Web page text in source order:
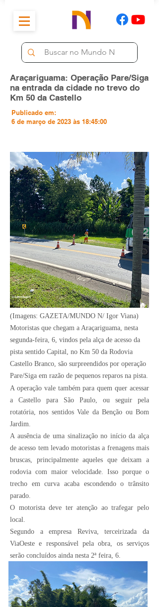
Araçariguama: Operação Pare/Siga
na entrada da cidade no trevo do
Km 50 da Castello
Publicado em:
6 de março de 2023 às 18:45:00
Crédito Imagem:
(Imagens: GAZETA/MUNDO N/ Igor Viana)
Motoristas que chegam a Araçariguama, nesta
segunda-feira, 6, vindos pela alça de acesso da
pista sentido Capital, no Km 50 da Rodovia
Castello Branco, são surpreendidos por operação
Pare/Siga em razão de pequenos reparos na pista.
A operação vale também para quem quer acessar
a Castello para São Paulo, ou seguir pela
rotatória, nos sentidos Vale da Benção ou Bom
Jardim.
A ausência de uma sinalização no início da alça
de acesso tem levado motoristas a frenagens mais
bruscas, principalmente aqueles que deixam a
rodovia com maior velocidade. Isso porque o
trecho em curva acaba escondendo o trânsito
parado.
O motorista deve ter atenção ao trafegar pelo
local.
Segundo a empresa Reviva, terceirizada da
ViaOeste e responsável pela obra, os serviços
serão concluídos ainda nesta 2ª feira, 6.